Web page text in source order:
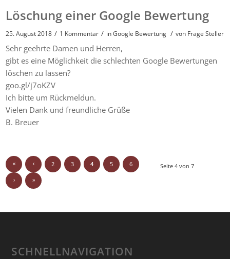
Löschung einer Google Bewertung
25. August 2018 / 1 Kommentar / inGoogle Bewertung / von Frage Steller
Sehr geehrte Damen und Herren,
gibt es eine Möglichkeit die schlechten Google Bewertungen
löschen zu lassen?
goo.gl/j7oKZV
Ich bitte um Rückmeldun.
Vielen Dank und freundliche Grüße
B. Breuer
Seite 4 von 7
« ‹ 2 3 4 5 6
› »
SCHNELLNAVIGATION